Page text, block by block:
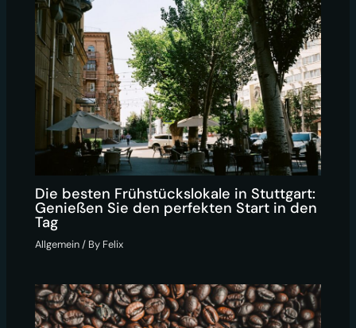
Die besten Frühstückslokale in Stuttgart:
Genießen Sie den perfekten Start in den
Tag
Allgemein/ By Felix